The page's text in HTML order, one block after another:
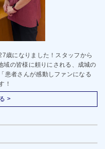
歳になりました！スタッフから
域の皆様に頼りにされる、成城の
患者さんが感動しファンになる
！
>